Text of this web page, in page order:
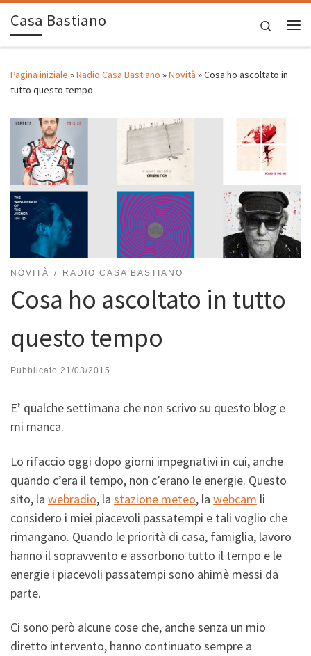
Passa al contenuto
Casa Bastiano
Search
Pagina iniziale »Radio Casa Bastiano »Novità »Cosa ho ascoltato in
tutto questo tempo
NOVITÀ RADIO CASA BASTIANO
Cosa ho ascoltato in tutto
questo tempo
Pubblicato 21/03/2015
E’ qualche settimana che non scrivo su questo blog e
mi manca.
Lo rifaccio oggi dopo giorni impegnativi in cui, anche
quando c’era il tempo, non c’erano le energie. Questo
sito, la webradio, la stazione meteo, la webcam li
considero i miei piacevoli passatempi e tali voglio che
rimangano. Quando le priorità di casa, famiglia, lavoro
hanno il sopravvento e assorbono tutto il tempo e le
energie i piacevoli passatempi sono ahimè messi da
parte.
Ci sono però alcune cose che, anche senza un mio
diretto intervento, hanno continuato sempre a